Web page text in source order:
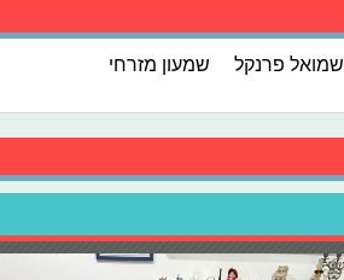
שמואל פרנקל שמעון מזרחי